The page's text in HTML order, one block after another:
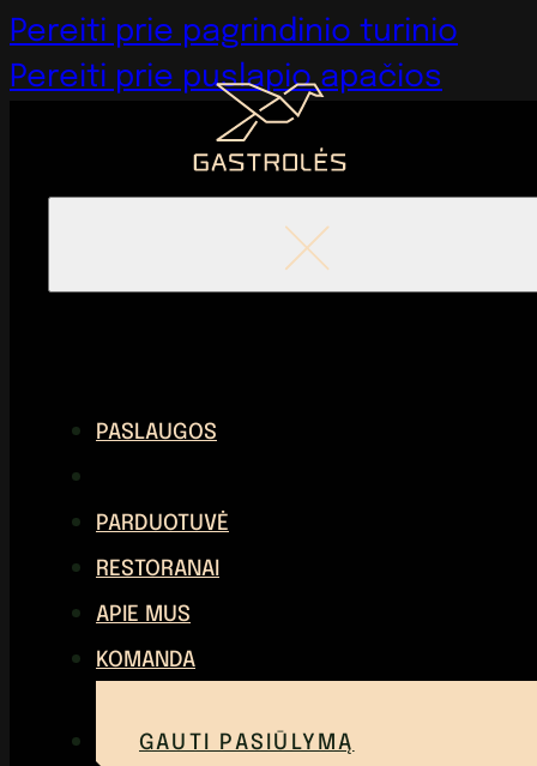
Pereiti prie pagrindinio turinio
Pereiti prie puslapio apačios
PASLAUGOS
PARDUOTUVĖ
RESTORANAI
APIE MUS
KOMANDA
GAUTI PASIŪLYMĄ